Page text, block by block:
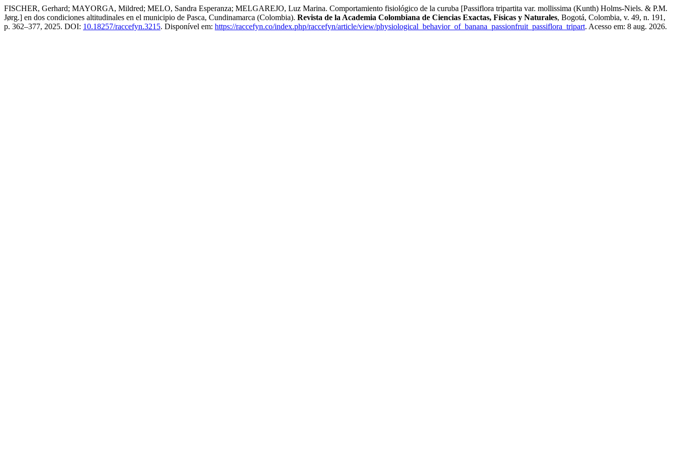
FISCHER, Gerhard; MAYORGA, Mildred; MELO, Sandra Esperanza; MELGAREJO, Luz Marina. Comportamiento fisiológico de la curuba [Passiflora tripartita var. mollissima (Kunth) Holms-Niels. & P.M.
Jørg.] en dos condiciones altitudinales en el municipio de Pasca, Cundinamarca (Colombia). Revista de la Academia Colombiana de Ciencias Exactas, Físicas y Naturales, Bogotá, Colombia, v. 49, n. 191,
p. 362–377, 2025. DOI: 10.18257/raccefyn.3215. Disponível em: https://raccefyn.co/index.php/raccefyn/article/view/physiological_behavior_of_banana_passionfruit_passiflora_tripart. Acesso em: 8 aug. 2026.